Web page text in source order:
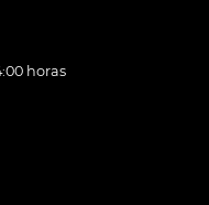
horas